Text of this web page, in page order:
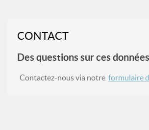
CONTACT
Des questions sur ces
Contactez-nous via notre formulaire